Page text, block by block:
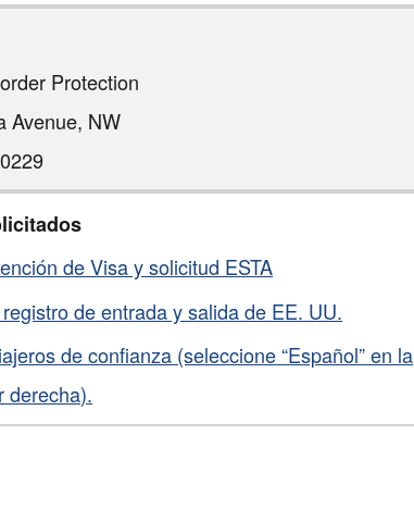
Protection
Avenue, NW
de Visa y solicitud ESTA
de entrada y salida de EE. UU.
de confianza (seleccione “Español” en la
derecha).